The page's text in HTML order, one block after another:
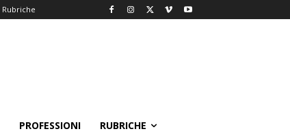
Rubriche
PROFESSIONI RUBRICHE